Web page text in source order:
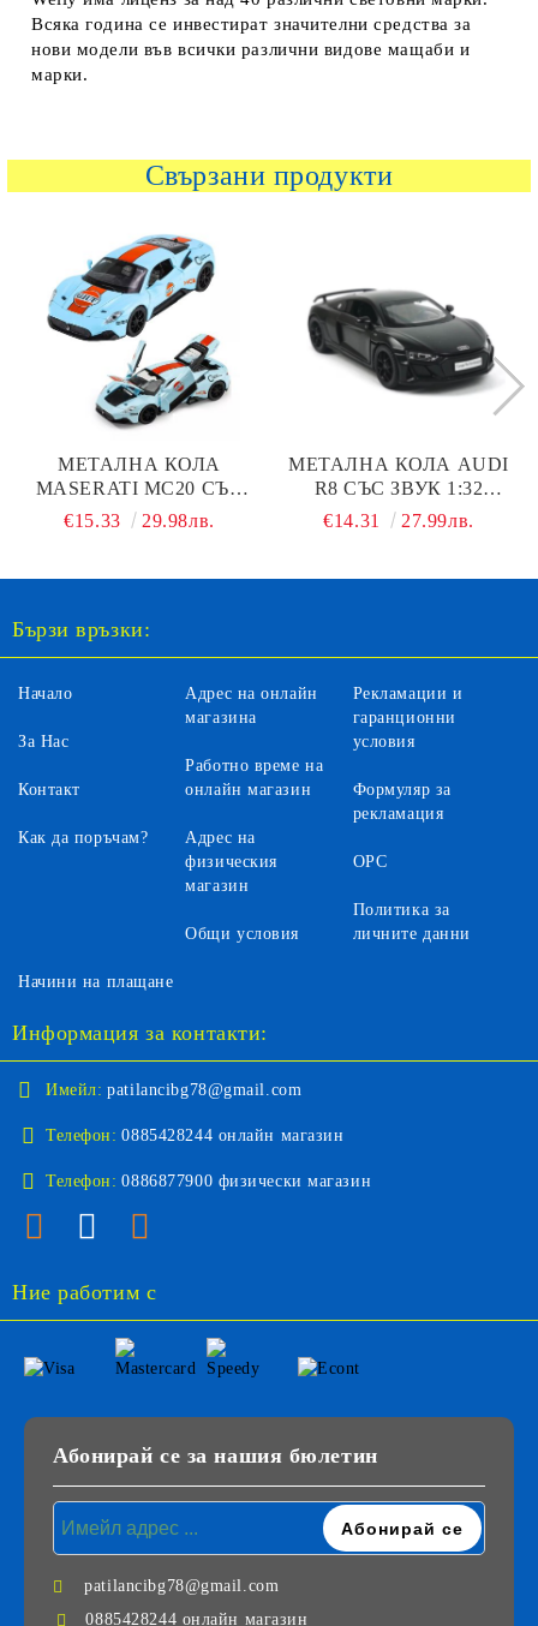
Всяка година се инвестират значителни средства за
нови модели във всички различни видове мащаби и
марки.
Свързани продукти
МЕТАЛНА КОЛА
MASERATI MC20 СЪС
ЗВУК 1:32
€15.33 29.98лв.
МЕТАЛНА КОЛА AUDI
R8 СЪС ЗВУК 1:32
ЧЕРЕН
€14.31 27.99лв.
Бързи връзки:
Начало
За Нас
Контакт
Как да поръчам?
Адрес на онлайн
магазина
Работно време на
онлайн магазин
Адрес на
физическия
магазин
Общи условия
Рекламации и
гаранционни
условия
Формуляр за
рекламация
ОРС
Политика за
личните данни
Начини на плащане
Информация за контакти:
Имейл: patilancibg78@gmail.com
Телефон: 0885428244 онлайн магазин
Телефон: 0886877900 физически магазин
Ние работим с
Абонирай се за нашия бюлетин
patilancibg78@gmail.com
0885428244 онлайн магазин